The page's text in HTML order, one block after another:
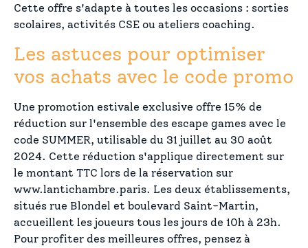
Cette offre s'adapte à toutes les occasions : sorties
scolaires, activités CSE ou ateliers coaching.
Les astuces pour optimiser
vos achats avec le code promo
Une promotion estivale exclusive offre 15% de
réduction sur l'ensemble des escape games avec le
code SUMMER, utilisable du 31 juillet au 30 août
2024. Cette réduction s'applique directement sur
le montant TTC lors de la réservation sur
www.lantichambre.paris. Les deux établissements,
situés rue Blondel et boulevard Saint-Martin,
accueillent les joueurs tous les jours de 10h à 23h.
Pour profiter des meilleures offres, pensez à